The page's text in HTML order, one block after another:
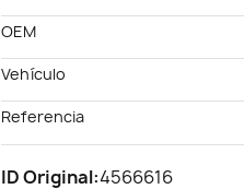
OEM
Vehículo
Referencia
ID Original:4566616